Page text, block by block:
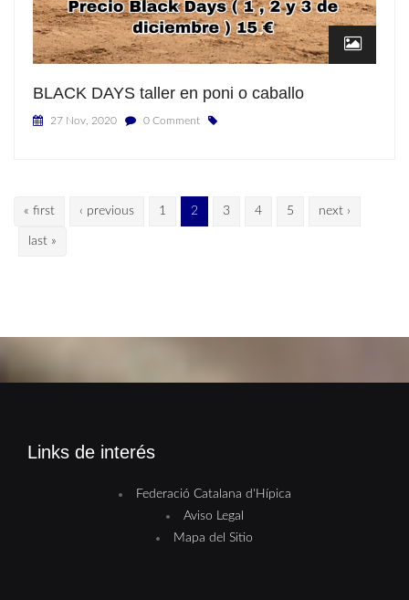
BLACK DAYS taller en poni o caballo
27 Nov, 2020 0 Comment
Pages
« first ‹ previous 1 2 3 4 5 next ›
last »
Links de interés
Federació Catalana d'Hípica
Aviso Legal
Mapa del Sitio